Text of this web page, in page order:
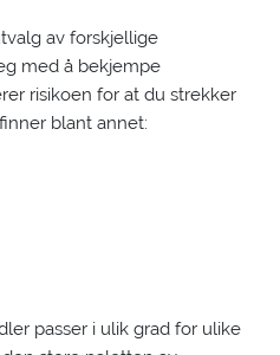
av forskjellige
med å bekjempe
risikoen for at du strekker
blant annet:
passer i ulik grad for ulike